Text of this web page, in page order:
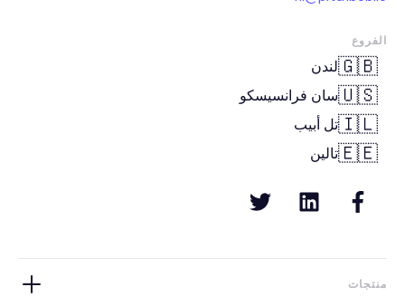
الفروع
🇬🇧لندن
🇺🇸سان فرانسيسكو
🇮🇱تل أبيب
🇪🇪تالين
منتجات